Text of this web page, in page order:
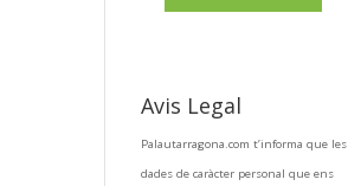
Avis Legal
Palautarragona.com t’informa que les
dades de caràcter personal que ens